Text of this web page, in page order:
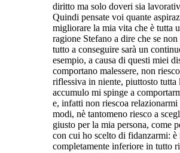
diritto ma solo doveri sia
Quindi pensate voi quante
migliorare la mia vita che è tutta
ragione Stefano a dire che se
tutto a conseguire sarà un
esempio, a causa di questi miei
comportano malessere, non
riflessiva in niente, piuttosto tutta
accumulo mi spinge a
e, infatti non riescoa
modi, nè tantomeno riesco a
giusto per la mia persona, come
con cui ho scelto di fidanzarmi:
completamente inferiore in tutto